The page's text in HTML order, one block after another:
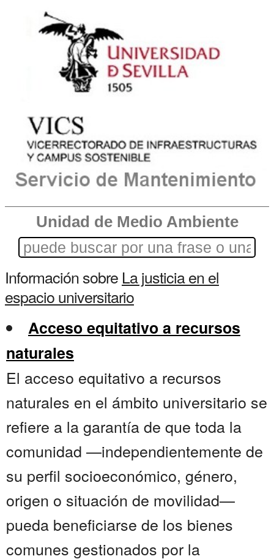
Unidad de Medio Ambiente
Información sobre La justicia en el
espacio universitario
Acceso equitativo a recursos
naturales
El acceso equitativo a recursos
naturales en el ámbito universitario se
refiere a la garantía de que toda la
comunidad —independientemente de
su perfil socioeconómico, género,
origen o situación de movilidad—
pueda beneficiarse de los bienes
comunes gestionados por la